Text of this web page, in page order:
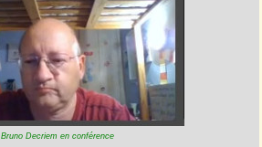
Bruno Decriem en conférence